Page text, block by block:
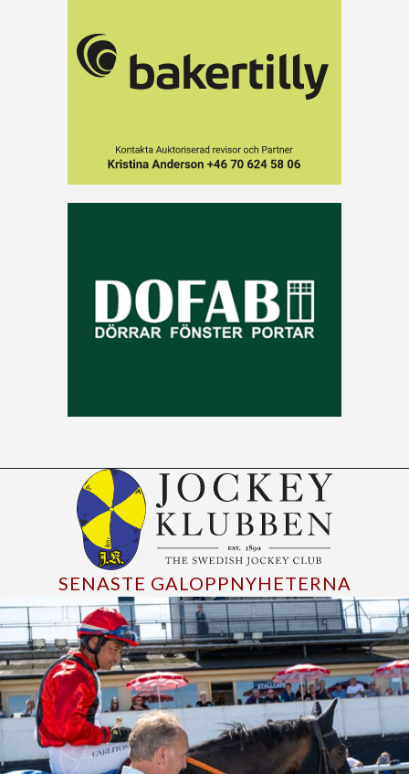
SENASTE GALOPPNYHETERNA